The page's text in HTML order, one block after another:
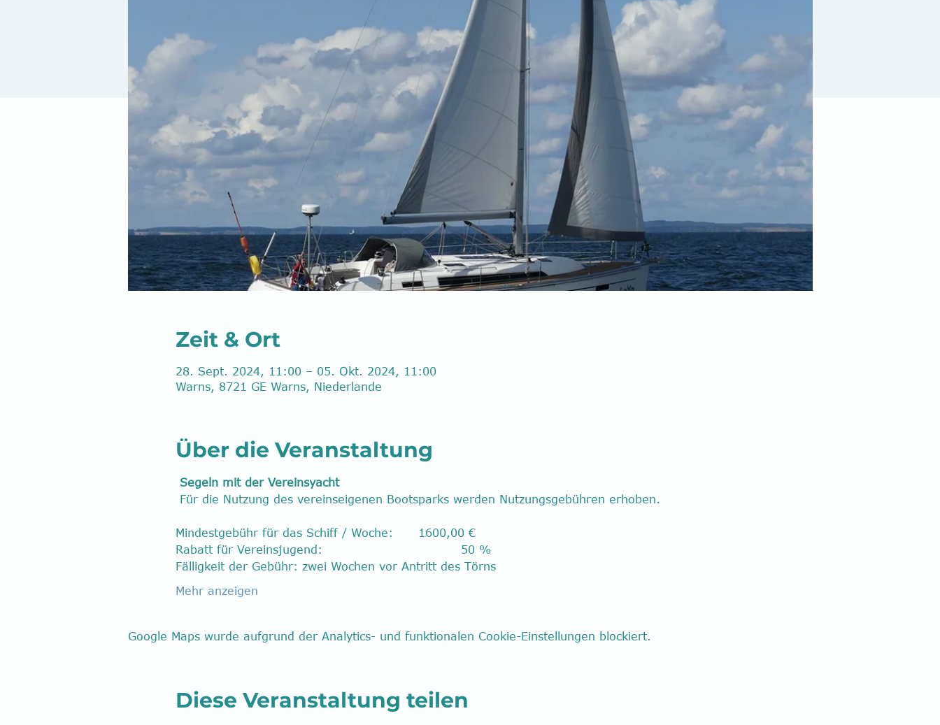
Zeit & Ort
28. Sept. 2024, 11:00 – 05. Okt. 2024, 11:00
Warns, 8721 GE Warns, Niederlande
Über die Veranstaltung
Segeln mit der Vereinsyacht
Für die Nutzung des vereinseigenen Bootsparks werden Nutzungsgebühren erhoben.
Mindestgebühr für das Schiff / Woche:      1600,00 €
Rabatt für Vereinsjugend:                                 50 %
Fälligkeit der Gebühr: zwei Wochen vor Antritt des Törns
Mehr anzeigen
Google Maps wurde aufgrund der Analytics- und funktionalen Cookie-Einstellungen blockiert.
Diese Veranstaltung teilen